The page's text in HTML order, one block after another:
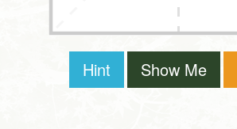
Hint Show Me